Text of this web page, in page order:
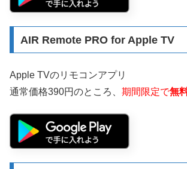
AIR Remote PRO for Apple TV
Apple TVのリモコンアプリ
通常価格390円のところ、 期間限定で無